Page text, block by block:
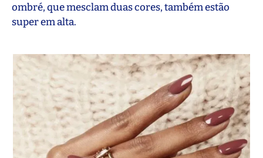
ombré, que mesclam duas cores, também estão
super em alta.